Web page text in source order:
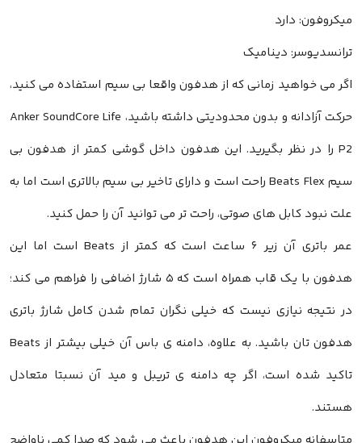
میکروفون: دارد
ترانسدیوسر: دینامیک
اگر می خواهید زمانی که از هدفون واقعا بی سیم استفاده می کنید،
حرکت آزادانه و بدون محدودیتی داشته باشید، Anker SoundCore Life
P2 را در نظر بگیرید. این هدفون داخل گوشی کمتر از هدفون بی
سیم Beats Flex راحت است و دارای تاخیر بی سیم بالاتری است اما به
علت نبود کابل های صوتی، راحت تر می توانید آن را حمل کنید.
عمر باتری آن زیر ۶ ساعت است که کمتر از Beats است اما این
هدفون با یک قاب همراه است که ۵ شارژ اضافی را فراهم می کند؛
در نتیجه نیازی نیست که خیلی نگران تمام شدن کامل شارژ باتری
هدفون تان باشید. به علاوه، دامنه ی باس آن خیلی بیشتر از Beats
تاکید شده است، اگر چه دامنه ی تریبل و مید آن نسبتا متعادل
هستند.